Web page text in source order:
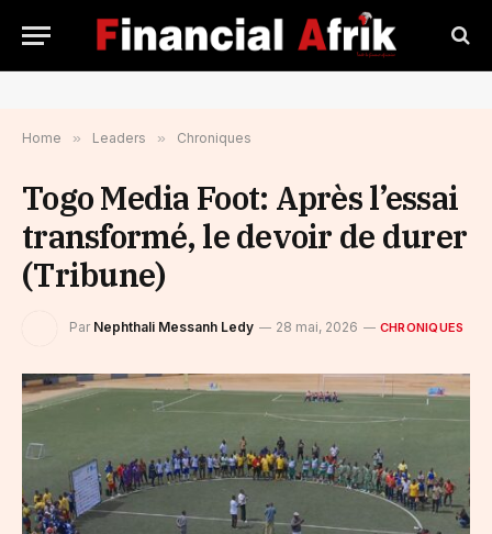
Home » Leaders » Chroniques
Togo Media Foot: Après l’essai
transformé, le devoir de durer
(Tribune)
Par Nephthali Messanh Ledy 28 mai, 2026 CHRONIQUES